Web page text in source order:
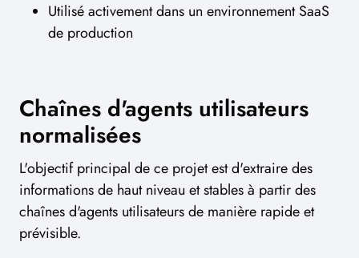
Utilisé activement dans un environnement SaaS
de production
Chaînes d'agents utilisateurs
normalisées
L'objectif principal de ce projet est d'extraire des
informations de haut niveau et stables à partir des
chaînes d'agents utilisateurs de manière rapide et
prévisible.